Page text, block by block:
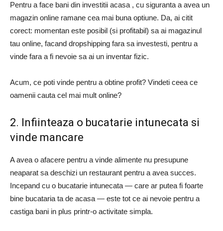
Pentru a face bani din investitii acasa , cu siguranta a avea un
magazin online ramane cea mai buna optiune. Da, ai citit
corect: momentan este posibil (si profitabil) sa ai magazinul
tau online, facand dropshipping fara sa investesti, pentru a
vinde fara a fi nevoie sa ai un inventar fizic.
Acum, ce poti vinde pentru a obtine profit? Vindeti ceea ce
oamenii cauta cel mai mult online?
2. Infiinteaza o bucatarie intunecata si
vinde mancare
A avea o afacere pentru a vinde alimente nu presupune
neaparat sa deschizi un restaurant pentru a avea succes.
Incepand cu o bucatarie intunecata — care ar putea fi foarte
bine bucataria ta de acasa — este tot ce ai nevoie pentru a
castiga bani in plus printr-o activitate simpla.